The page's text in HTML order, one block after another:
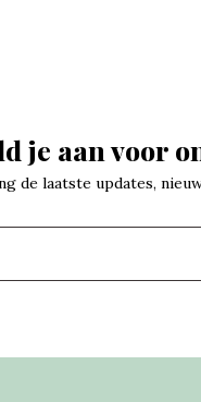
je aan voor
de laatste updates,